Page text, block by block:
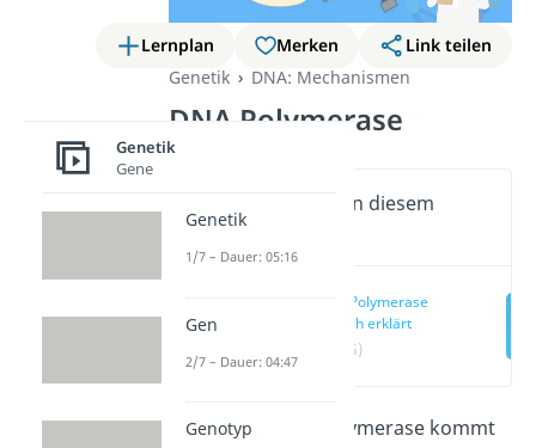
Lernplan Merken
Link teilen
Genetik
DNA: Mechanismen
DNA Polymerase
Wichtige Inhalte in diesem
Video
DNA Polymerase
einfach erklärt
(00:15)
Das Enzym DNA Polymerase kommt
Genetik
Gene
Genetik
1/7 – Dauer: 05:16
Gen
2/7 – Dauer: 04:47
Genotyp